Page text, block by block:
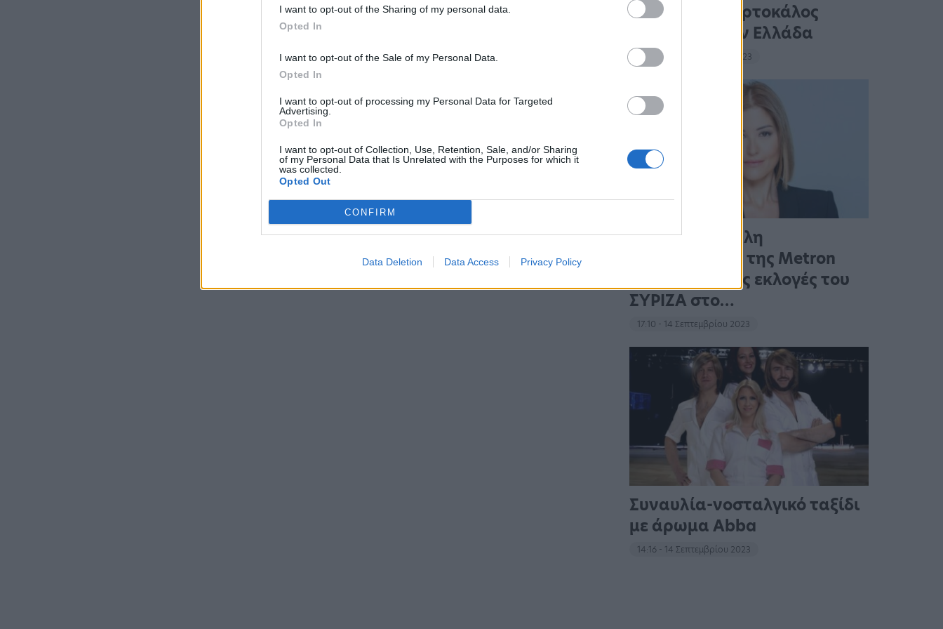
I want to opt-out of the Sharing of my personal data.
Opted In
I want to opt-out of the Sale of my Personal Data.
Opted In
I want to opt-out of processing my Personal Data for Targeted
Advertising.
Opted In
I want to opt-out of Collection, Use, Retention, Sale, and/or Sharing
of my Personal Data that Is Unrelated with the Purposes for which it
was collected.
Opted Out
CONFIRM
Data Deletion Data Access Privacy Policy
οικογένεια Πορτοκάλος
ταξιδεύει στην Ελλάδα
18:39 - 14 Σεπτεμβρίου 2023
Η πρώτη μεγάλη
δημοσκόπηση της Metron
Analysis για τις εκλογές του
ΣΥΡΙΖΑ στο…
17:10 - 14 Σεπτεμβρίου 2023
Συναυλία-νοσταλγικό ταξίδι
με άρωμα Abba
14:16 - 14 Σεπτεμβρίου 2023